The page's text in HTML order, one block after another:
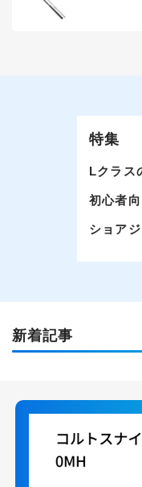
特集
Lクラス
初心者
ショア
新着記事